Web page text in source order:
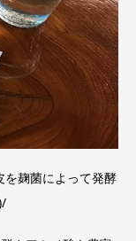
を麹菌によって発酵